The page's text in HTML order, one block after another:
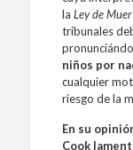
laLey de
tribunales
niños por
cualquier
riesgo de la
En su
Cook